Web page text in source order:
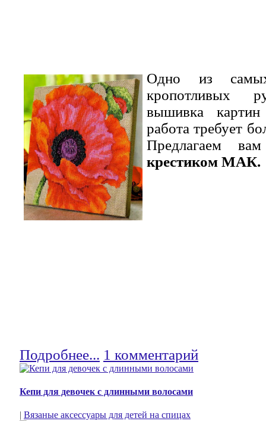
Одно из
кропотливых
вышивка
работа требует
Предлагаем
крестиком МАК.
Подробнее... 1 комментарий
Кепи для девочек с длинными волосами
| Вязаные аксессуары для детей на спицах